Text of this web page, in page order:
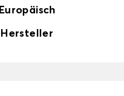
Europäisch
Hersteller